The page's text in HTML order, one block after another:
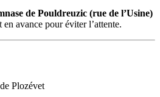
de Pouldreuzic (rue de l’Usine)
avance pour éviter l’attente.
Plozévet